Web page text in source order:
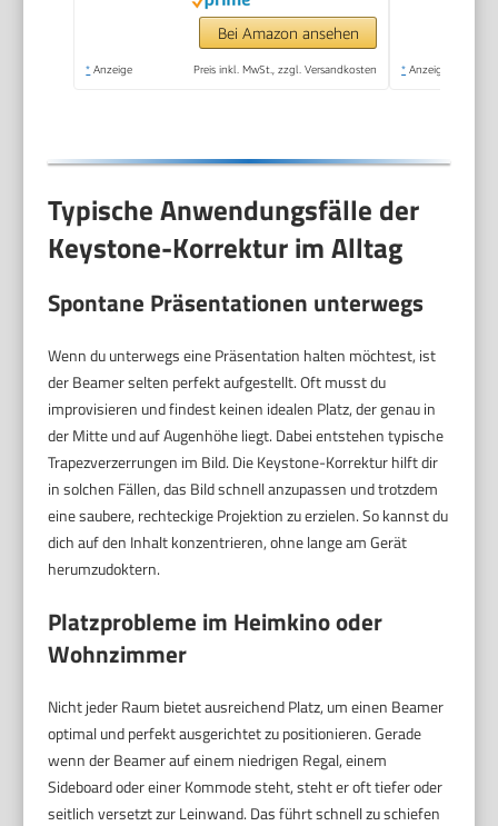
Bei Amazon ansehen
* Anzeige Preis inkl. MwSt., zzgl. Versandkosten * Anzeige
Typische Anwendungsfälle der
Keystone-Korrektur im Alltag
Spontane Präsentationen unterwegs
Wenn du unterwegs eine Präsentation halten möchtest, ist
der Beamer selten perfekt aufgestellt. Oft musst du
improvisieren und findest keinen idealen Platz, der genau in
der Mitte und auf Augenhöhe liegt. Dabei entstehen typische
Trapezverzerrungen im Bild. Die Keystone-Korrektur hilft dir
in solchen Fällen, das Bild schnell anzupassen und trotzdem
eine saubere, rechteckige Projektion zu erzielen. So kannst du
dich auf den Inhalt konzentrieren, ohne lange am Gerät
herumzudoktern.
Platzprobleme im Heimkino oder
Wohnzimmer
Nicht jeder Raum bietet ausreichend Platz, um einen Beamer
optimal und perfekt ausgerichtet zu positionieren. Gerade
wenn der Beamer auf einem niedrigen Regal, einem
Sideboard oder einer Kommode steht, steht er oft tiefer oder
seitlich versetzt zur Leinwand. Das führt schnell zu schiefen